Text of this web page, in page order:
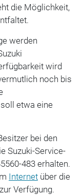
die Möglichkeit,
werden
wird
noch bis
etwa eine
bei den
Suzuki-Service-
483 erhalten.
Internetüber die
Verfügung.